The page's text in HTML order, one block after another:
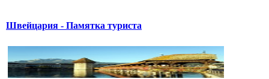
Швейцария - Памятка туриста